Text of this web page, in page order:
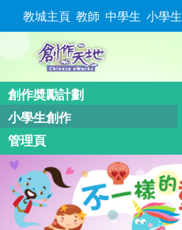
教城主頁 教師 中學生 小學生
創作奬勵計劃
小學生創作
管理頁